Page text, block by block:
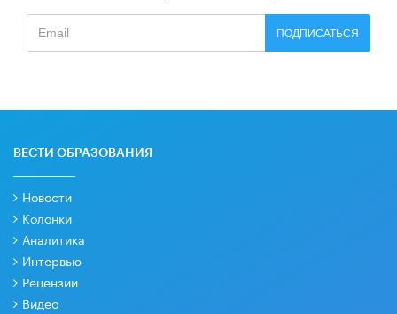
ПОДПИСАТЬСЯ
ВЕСТИ ОБРАЗОВАНИЯ
Новости
Колонки
Аналитика
Интервью
Рецензии
Видео